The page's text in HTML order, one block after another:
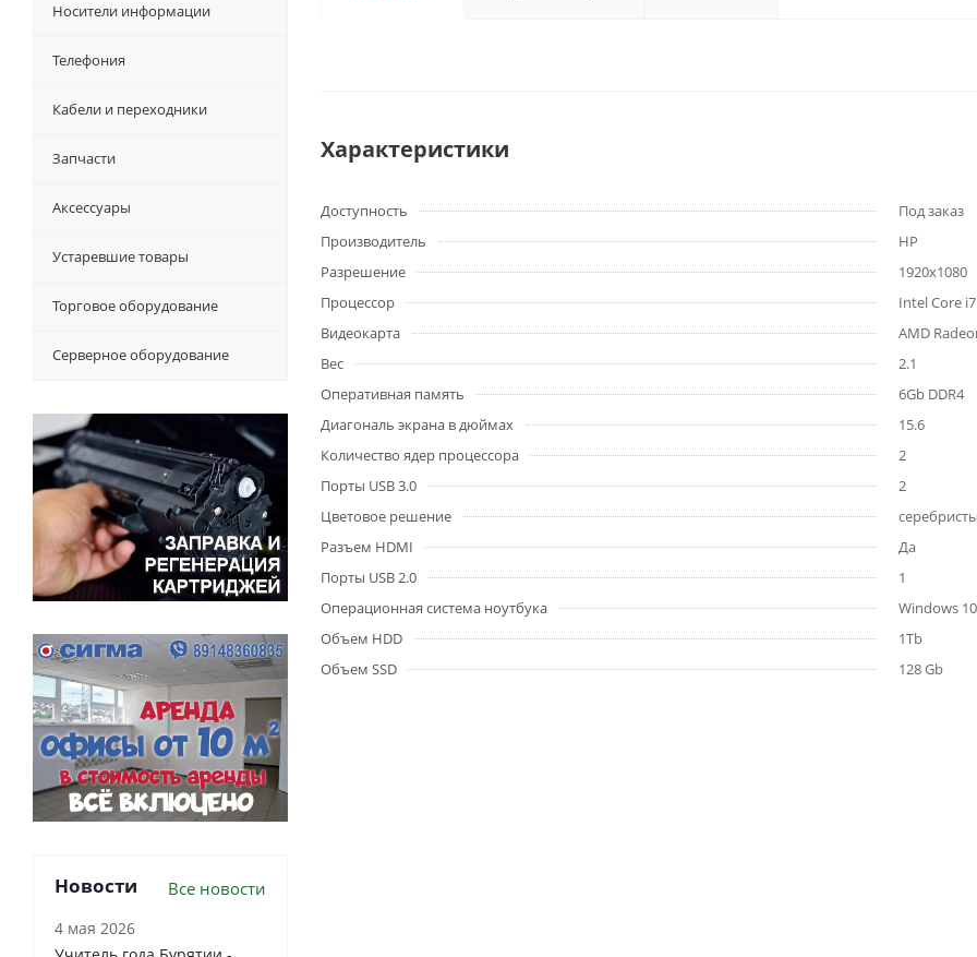
Характеристики
Доступность
Под заказ
Производитель
HP
Разрешение
1920x1080
Процессор
Intel Core
Видеокарта
AMD
Вес
2.1
Оперативная память
6Gb DDR4
Диагональ экрана в дюймах
15.6
Количество ядер процессора
2
Порты USB 3.0
2
Цветовое решение
Разъем HDMI
Да
Порты USB 2.0
1
Операционная система ноутбука
Windows 10
Объем HDD
1Tb
Объем SSD
128 Gb
Носители информации
Телефония
Кабели и переходники
Запчасти
Аксессуары
Устаревшие товары
Торговое оборудование
Серверное оборудование
Новости Все новости
4 мая 2026